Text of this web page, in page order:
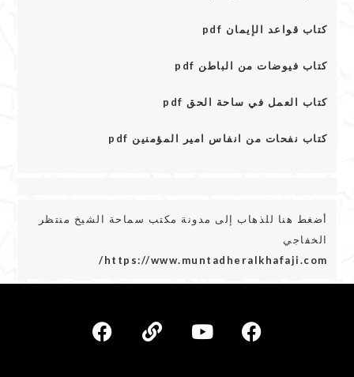
كتاب قواعد الإيمان pdf
كتاب فيوضات من الباطن pdf
كتاب العمل في ساحة الحق pdf
كتاب نفحات من انفاس امير المؤمنين pdf
أضغط هنا للذهاب إلى مدونة مكتب سماحة الشيخ منتظر
الخفاجي
https://www.muntadheralkhafaji.com/